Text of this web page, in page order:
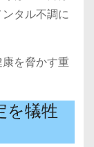
タル不調に
を脅かす重
を犠牲